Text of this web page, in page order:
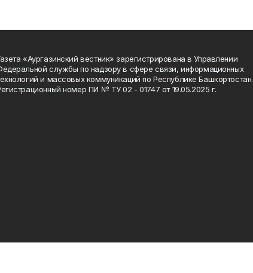
«Аургазинский вестник» зарегистрирована в Управлении
службы по надзору в сфере связи, информационных
и массовых коммуникаций по Республике Башкортостан.
номер ПИ № ТУ 02 - 01747 от 19.05.2025 г.